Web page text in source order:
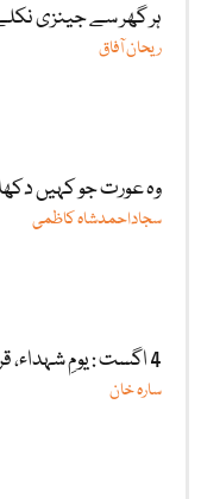
ہر گھر سے جینزی
ریحان آفاق
وہ عورت جو کہیں
سجاداحمدشاہ کاظمی
4 اگست : یومِ شہداء، قربانی اور قومی شعور کا دن
سارہ خان